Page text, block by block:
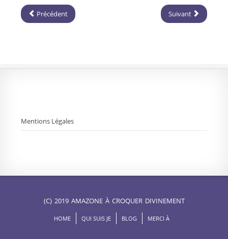
Précédent Suivant
Mentions Légales
(C) 2019 AMAZONE À CROQUER DIVINEMENT
HOME QUI SUIS JE BLOG MERCI À